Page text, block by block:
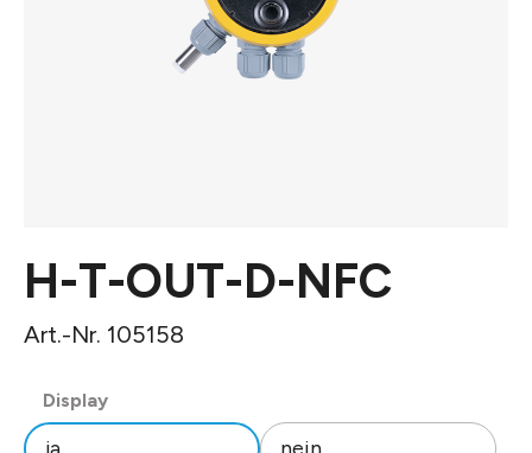
H-T-OUT-D-NFC
Art.-Nr. 105158
Displayauswählen